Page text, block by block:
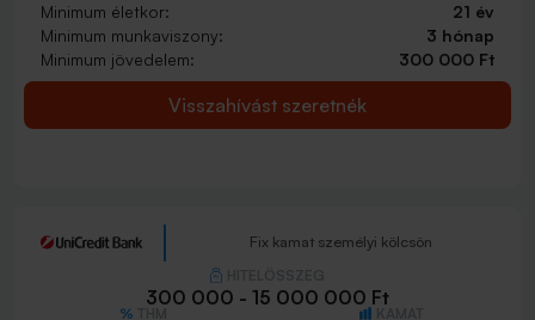
Minimum életkor:
21 év
Minimum munkaviszony:
3 hónap
Minimum jövedelem:
300 000 Ft
Visszahívást szeretnék
Fix kamat személyi kölcsön
300 000 - 15 000 000 Ft